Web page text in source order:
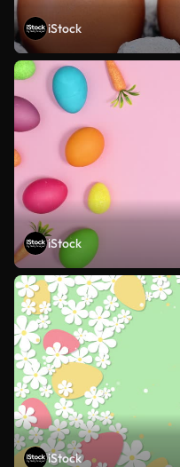
iStock
iStock
iStock